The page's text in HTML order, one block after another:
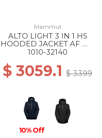
Mammut
ALTO LIGHT 3 IN 1 HS
HOODED JACKET AF WS
50642 MARINE-SILVER
1010-32140
$ 3059.1 $ 3399
10% Off